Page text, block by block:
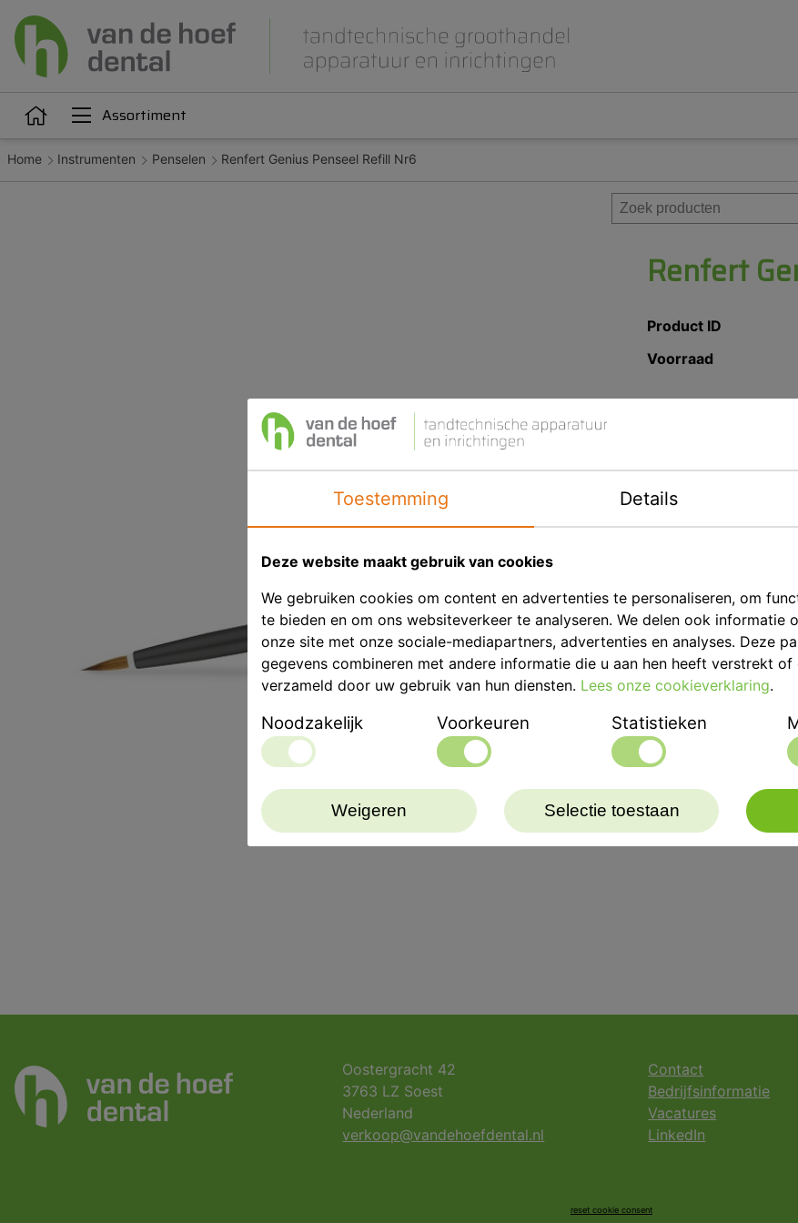
Assortiment
Articulatie Attachments
Gips en inbedmassa
Implantologie
Meubilair en inrichting
Modelleren en
Home Instrumenten Penselen Renfert Genius Penseel Refill Nr6
Renfert
Product ID
Voorraad
Merk
Oostergracht 42
3763 LZ Soest
Nederland
verkoop@vandehoefdental.nl
Contact
Bedrijfsinformatie
Vacatures
LinkedIn
reset cookie consent
Toestemming Details
Deze website maakt gebruik van cookies
We gebruiken cookies om content en advertenties te personaliseren, om
te bieden en om ons websiteverkeer te analyseren. We delen ook informatie
onze site met onze sociale-mediapartners, advertenties en analyses. Deze
gegevens combineren met andere informatie die u aan hen heeft verstrekt of
verzameld door uw gebruik van hun diensten. Lees onze cookieverklaring.
Noodzakelijk Voorkeuren Statistieken
Weigeren Selectie toestaan